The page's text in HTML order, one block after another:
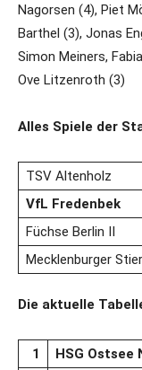
Nagorsen (4), Piet
Barthel (3), Jonas
Simon Meiners,
Ove Litzenroth (3)
Alles Spiele der
TSV Altenholz
VfL Fredenbek
Füchse Berlin II
Mecklenburger
Die aktuelle
1 HSG Ostsee